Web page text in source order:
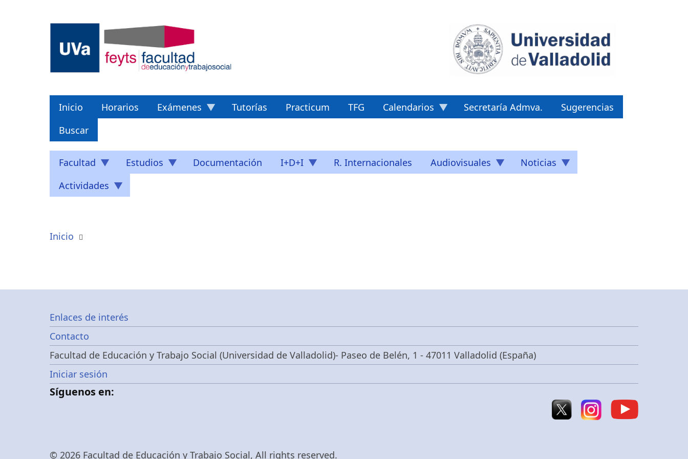
Inicio Horarios Exámenes Tutorías Practicum TFG Calendarios Secretaría Admva.
Sugerencias
Buscar
Facultad Estudios Documentación I+D+I R. Internacionales Audiovisuales
Noticias
Actividades
Inicio
Footer
menu
Enlaces de interés
Contacto
Facultad de Educación y Trabajo Social (Universidad de Valladolid)- Paseo de Belén, 1 - 47011 Valladolid (España)
Menú
de
Iniciar sesión
Síguenos en:
© 2026 Facultad de Educación y Trabajo Social, All rights reserved.